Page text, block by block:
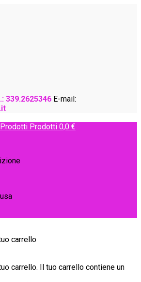
339.2625346 E-mail:
Prodotti Prodotti 0,0 €
carrello
carrello. Il tuo carrello contiene un